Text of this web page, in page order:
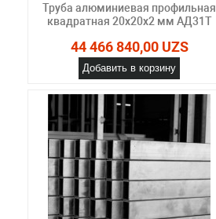
Труба алюминиевая профильная
квадратная 20х20х2 мм АД31Т
44 466 840,00 UZS
Добавить в корзину